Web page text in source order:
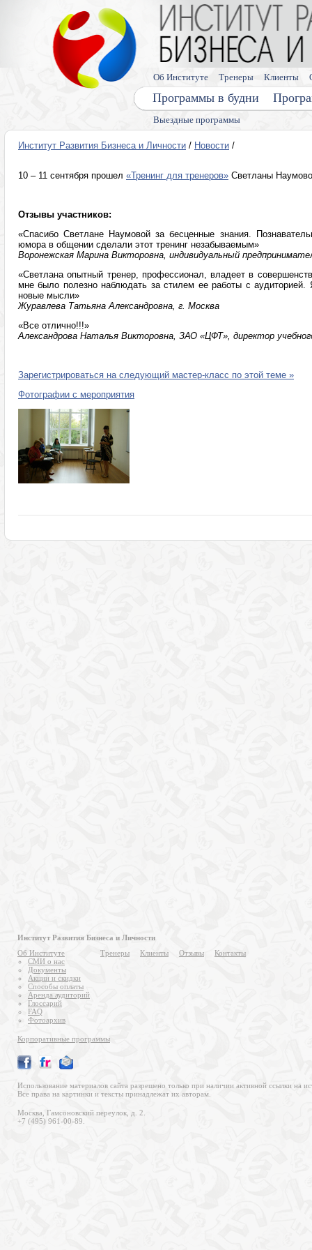
Выездные программы
Программы в будни
Об Институте Тренеры Клиенты
Институт Развития Бизнеса и Личности / Новости /
10 – 11 сентября прошел «Тренинг для тренеров» Светланы
Отзывы участников:
«Спасибо Светлане Наумовой за бесценные знания.
юмора в общении сделали этот тренинг незабываемым»
Воронежская Марина Викторовна, индивидуальный
«Светлана опытный тренер, профессионал, владеет в
мне было полезно наблюдать за стилем ее работы с аудиторией.
новые мысли»
Журавлева Татьяна Александровна, г. Москва
«Все отлично!!!»
Александрова Наталья Викторовна, ЗАО «ЦФТ», директор
Зарегистрироваться на следующий мастер-класс по этой теме »
Фотографии с мероприятия
Институт Развития Бизнеса и Личности
Об Институте
СМИ о нас
Документы
Акции и скидки
Способы оплаты
Аренда аудиторий
Глоссарий
FAQ
Фотоархив
Тренеры Клиенты Отзывы Контакты
Корпоративные программы
Использование материалов сайта разрешено только при наличии активной ссылки на
Все права на картинки и тексты принадлежат их авторам.
Москва, Гамсоновский переулок, д. 2.
+7 (495) 961-00-89.